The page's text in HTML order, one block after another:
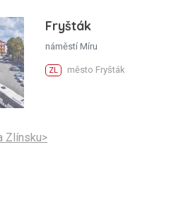
Fryšták
náměstí Míru
ZL město Fryšták
Zlínsku>